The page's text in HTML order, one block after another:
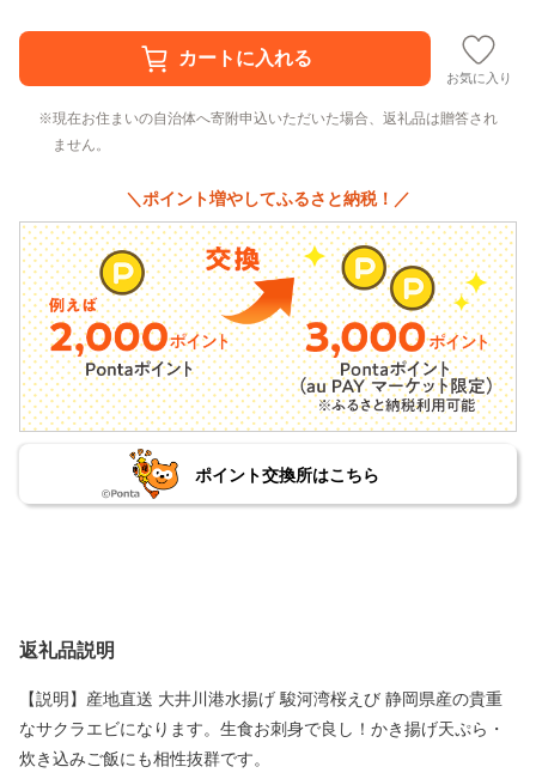
お気に入り
現在お住まいの自治体へ寄附申込いただいた場合、返礼品は贈答され
ません。
＼ポイント増やしてふるさと納税！／
ポイント交換所はこちら
返礼品説明
【説明】産地直送 大井川港水揚げ 駿河湾桜えび 静岡県産の貴重
なサクラエビになります。生食お刺身で良し！かき揚げ天ぷら・
炊き込みご飯にも相性抜群です。